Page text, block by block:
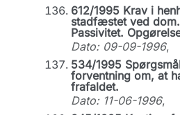
612/1995 Krav i
stadfæstet ved
Passivitet.
Dato: 09-09-1996,
534/1995
forventning om, at
frafaldet.
Dato: 11-06-1996,